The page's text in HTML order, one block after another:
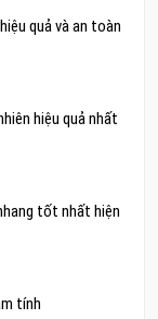
quả và an toàn
hiệu quả nhất
tốt nhất hiện
tính